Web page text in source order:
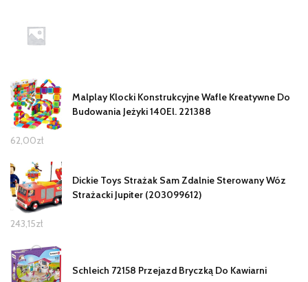
Malplay Klocki Konstrukcyjne Wafle Kreatywne Do
Budowania Jeżyki 140El. 221388
62,00zł
Dickie Toys Strażak Sam Zdalnie Sterowany Wóz
Strażacki Jupiter (203099612)
243,15zł
Schleich 72158 Przejazd Bryczką Do Kawiarni